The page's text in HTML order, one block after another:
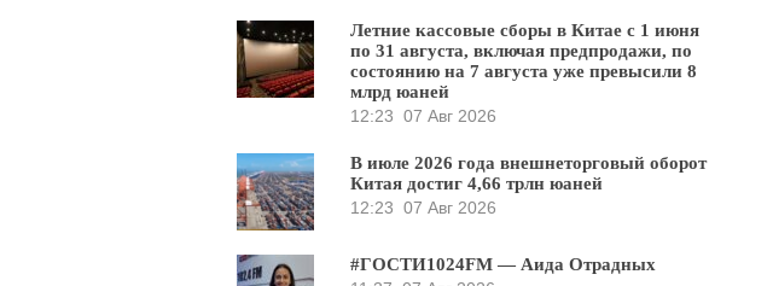
Летние кассовые сборы в Китае с 1 июня
по 31 августа, включая предпродажи, по
состоянию на 7 августа уже превысили 8
млрд юаней
12:23 07 Авг 2026
В июле 2026 года внешнеторговый оборот
Китая достиг 4,66 трлн юаней
12:23 07 Авг 2026
#ГОСТИ1024FM — Аида Отрадных